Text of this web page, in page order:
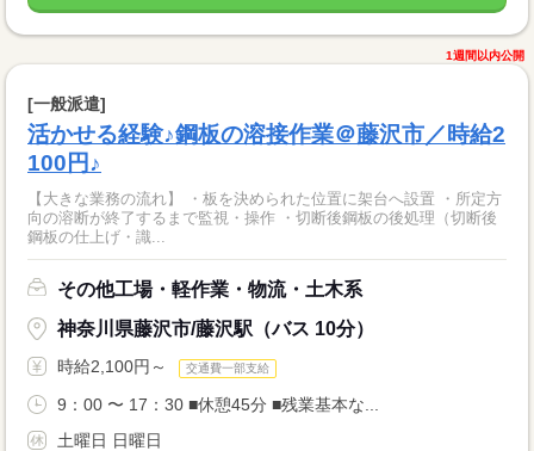
1週間以内公開
[一般派遣]
活かせる経験♪鋼板の溶接作業＠藤沢市／時給2
100円♪
【大きな業務の流れ】 ・板を決められた位置に架台へ設置 ・所定方
向の溶断が終了するまで監視・操作 ・切断後鋼板の後処理（切断後
鋼板の仕上げ・識...
その他工場・軽作業・物流・土木系
神奈川県藤沢市/藤沢駅（バス 10分）
時給2,100円～ 交通費一部支給
9：00 〜 17：30 ■休憩45分 ■残業基本な...
土曜日 日曜日